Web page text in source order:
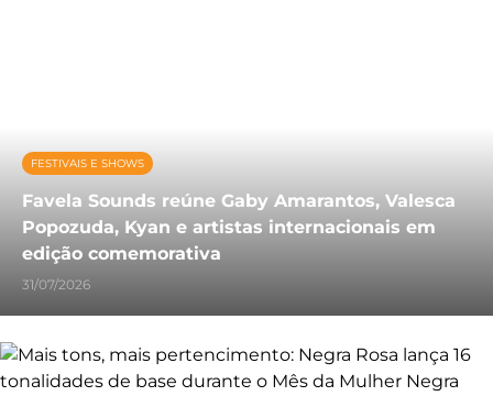
FESTIVAIS E SHOWS
Favela Sounds reúne Gaby Amarantos, Valesca
Popozuda, Kyan e artistas internacionais em
edição comemorativa
31/07/2026